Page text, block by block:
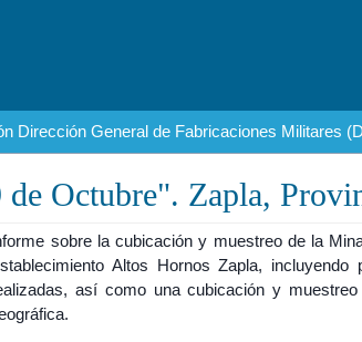
Dirección General de Fabricaciones Militares
Octubre". Zapla,
sobre la cubicación y muestreo de la
Altos Hornos Zapla, incluyendo
así como una cubicación y